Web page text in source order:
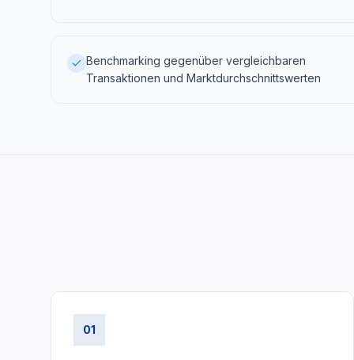
Benchmarking gegenüber vergleichbaren
Transaktionen und Marktdurchschnittswerten
01